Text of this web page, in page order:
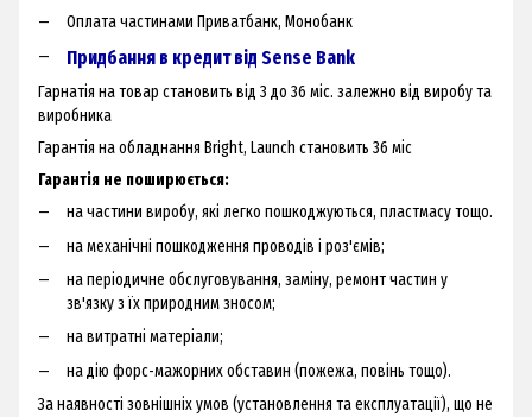
Оплата частинами Приватбанк, Монобанк
Придбання в кредит від Sense Bank
Гарнатія на товар становить від 3 до 36 міс. залежно від виробу та
виробника
Гарантія на обладнання Bright, Launch становить 36 міс
Гарантія не поширюється:
на частини виробу, які легко пошкоджуються, пластмасу тощо.
на механічні пошкодження проводів і роз'ємів;
на періодичне обслуговування, заміну, ремонт частин у
зв'язку з їх природним зносом;
на витратні матеріали;
на дію форс-мажорних обставин (пожежа, повінь тощо).
За наявності зовнішніх умов (установлення та експлуатації), що не